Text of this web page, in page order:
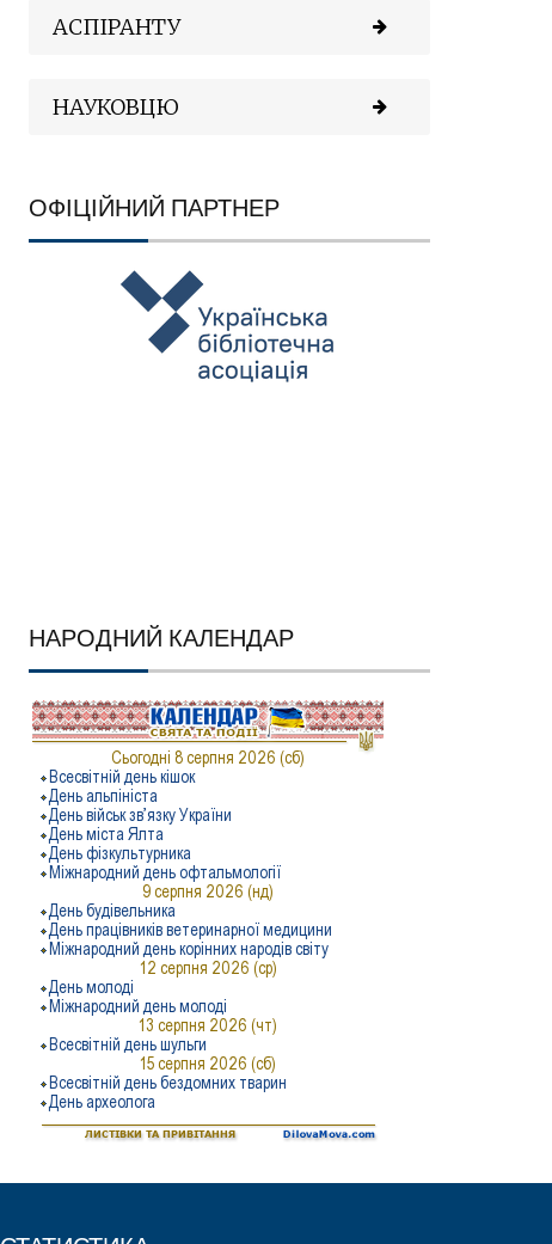
АСПІРАНТУ
НАУКОВЦЮ
ОФІЦІЙНИЙ ПАРТНЕР
НАРОДНИЙ КАЛЕНДАР